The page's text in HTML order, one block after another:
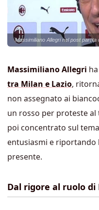
Massimiliano Allegri nel post partita
Massimiliano Allegri
tra Milan e Lazio,
non assegnato ai
un rosso per proteste al
poi concentrato sul
entusiasmi e riportando
presente.
Dal rigore al ruolo di